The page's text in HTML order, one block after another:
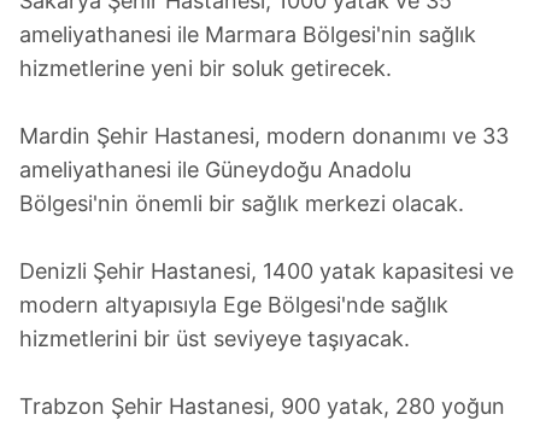
ameliyathanesi ile Marmara Bölgesi'nin sağlık
hizmetlerine yeni bir soluk getirecek.
Mardin Şehir Hastanesi, modern donanımı ve 33
ameliyathanesi ile Güneydoğu Anadolu
Bölgesi'nin önemli bir sağlık merkezi olacak.
Denizli Şehir Hastanesi, 1400 yatak kapasitesi ve
modern altyapısıyla Ege Bölgesi'nde sağlık
hizmetlerini bir üst seviyeye taşıyacak.
Trabzon Şehir Hastanesi, 900 yatak, 280 yoğun